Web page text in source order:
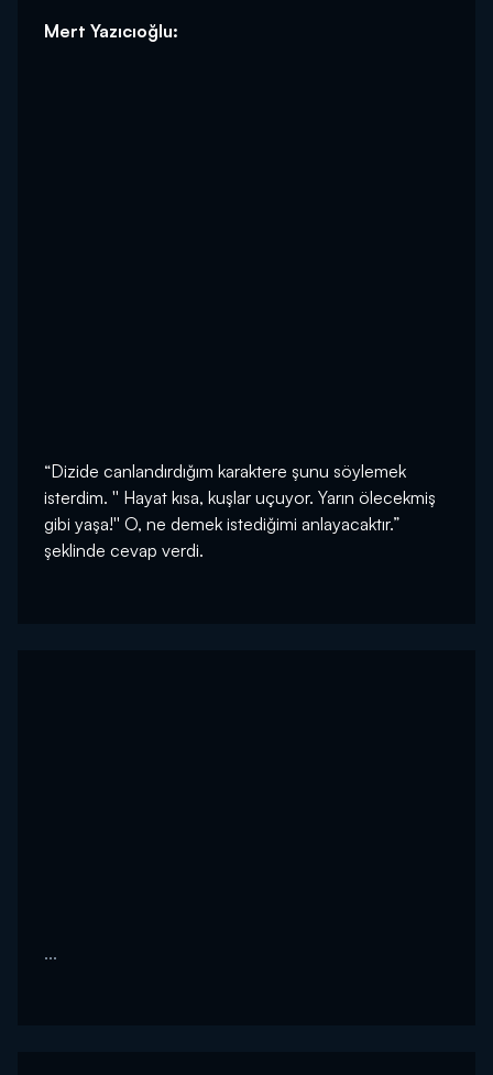
Mert Yazıcıoğlu:
“Dizide canlandırdığım karaktere şunu söylemek
isterdim. '' Hayat kısa, kuşlar uçuyor. Yarın ölecekmiş
gibi yaşa!'' O, ne demek istediğimi anlayacaktır.”
şeklinde cevap verdi.
...